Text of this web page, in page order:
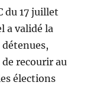
du 17 juillet
a validé la
recourir au
élections